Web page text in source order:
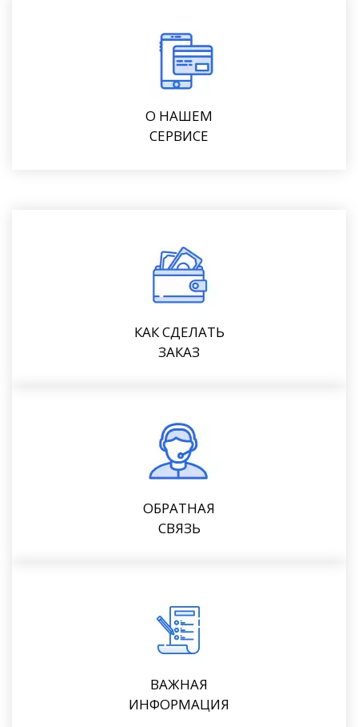
О НАШЕМ
СЕРВИСЕ
КАК СДЕЛАТЬ
ЗАКАЗ
ОБРАТНАЯ
СВЯЗЬ
ВАЖНАЯ
ИНФОРМАЦИЯ